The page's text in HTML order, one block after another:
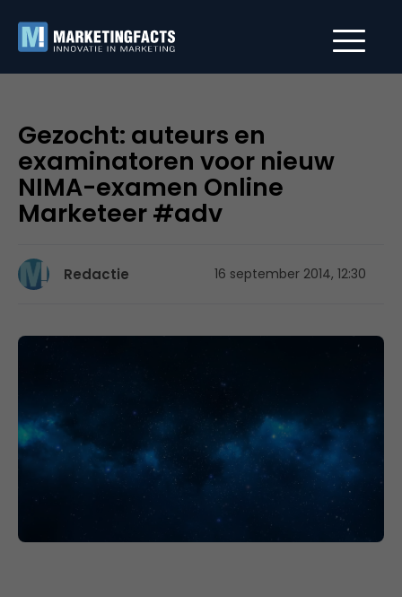
Gezocht: auteurs en
examinatoren voor nieuw
NIMA-examen Online
Marketeer #adv
Redactie 16 september 2014, 12:30